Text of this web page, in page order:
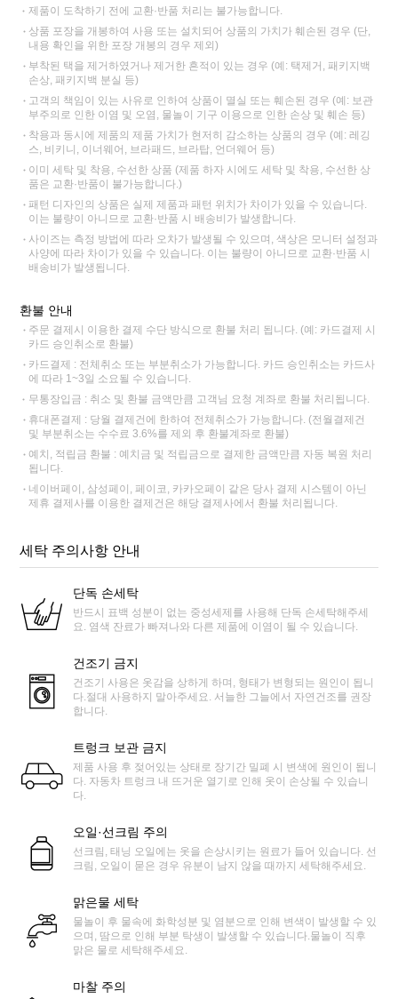
제품이 도착하기 전에 교환·반품 처리는 불가능합니다.
상품 포장을 개봉하여 사용 또는 설치되어 상품의 가치가 훼손된 경우 (단,
내용 확인을 위한 포장 개봉의 경우 제외)
부착된 택을 제거하였거나 제거한 흔적이 있는 경우 (예: 택제거, 패키지백
손상, 패키지백 분실 등)
고객의 책임이 있는 사유로 인하여 상품이 멸실 또는 훼손된 경우 (예: 보관
부주의로 인한 이염 및 오염, 물놀이 기구 이용으로 인한 손상 및 훼손 등)
착용과 동시에 제품의 제품 가치가 현저히 감소하는 상품의 경우 (예: 레깅
스, 비키니, 이너웨어, 브라패드, 브라탑, 언더웨어 등)
이미 세탁 및 착용, 수선한 상품 (제품 하자 시에도 세탁 및 착용, 수선한 상
품은 교환·반품이 불가능합니다.)
패턴 디자인의 상품은 실제 제품과 패턴 위치가 차이가 있을 수 있습니다.
이는 불량이 아니므로 교환·반품 시 배송비가 발생합니다.
사이즈는 측정 방법에 따라 오차가 발생될 수 있으며, 색상은 모니터 설정과
사양에 따라 차이가 있을 수 있습니다. 이는 불량이 아니므로 교환·반품 시
배송비가 발생됩니다.
환불 안내
주문 결제시 이용한 결제 수단 방식으로 환불 처리 됩니다. (예: 카드결제 시
카드 승인취소로 환불)
카드결제 : 전체취소 또는 부분취소가 가능합니다. 카드 승인취소는 카드사
에 따라 1~3일 소요될 수 있습니다.
무통장입금 : 취소 및 환불 금액만큼 고객님 요청 계좌로 환불 처리됩니다.
휴대폰결제 : 당월 결제건에 한하여 전체취소가 가능합니다. (전월결제건
및 부분취소는 수수료 3.6%를 제외 후 환불계좌로 환불)
예치, 적립금 환불 : 예치금 및 적립금으로 결제한 금액만큼 자동 복원 처리
됩니다.
네이버페이, 삼성페이, 페이코, 카카오페이 같은 당사 결제 시스템이 아닌
제휴 결제사를 이용한 결제건은 해당 결제사에서 환불 처리됩니다.
세탁 주의사항 안내
단독 손세탁
반드시 표백 성분이 없는 중성세제를 사용해 단독 손세탁해주세
요. 염색 잔료가 빠져나와 다른 제품에 이염이 될 수 있습니다.
건조기 금지
건조기 사용은 옷감을 상하게 하며, 형태가 변형되는 원인이 됩니
다.절대 사용하지 말아주세요. 서늘한 그늘에서 자연건조를 권장
합니다.
트렁크 보관 금지
제품 사용 후 젖어있는 상태로 장기간 밀폐 시 변색에 원인이 됩니
다. 자동차 트렁크 내 뜨거운 열기로 인해 옷이 손상될 수 있습니
다.
오일·선크림 주의
선크림, 태닝 오일에는 옷을 손상시키는 원료가 들어 있습니다. 선
크림, 오일이 묻은 경우 유분이 남지 않을 때까지 세탁해주세요.
맑은물 세탁
물놀이 후 물속에 화학성분 및 염분으로 인해 변색이 발생할 수 있
으며, 땀으로 인해 부분 탁생이 발생할 수 있습니다.물놀이 직후
맑은 물로 세탁해주세요.
마찰 주의